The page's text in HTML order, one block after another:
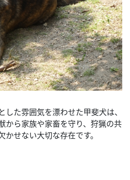
した雰囲気を漂わせた甲斐犬は、
から家族や家畜を守り、狩猟の共
せない大切な存在です。